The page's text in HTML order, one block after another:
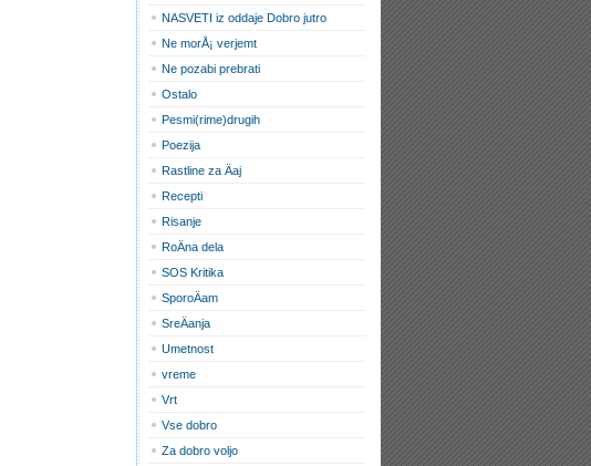
NASVETI iz oddaje Dobro jutro
Ne morÅ¡ verjemt
Ne pozabi prebrati
Ostalo
Pesmi(rime)drugih
Poezija
Rastline za Äaj
Recepti
Risanje
RoÄna dela
SOS Kritika
SporoÄam
SreÄanja
Umetnost
vreme
Vrt
Vse dobro
Za dobro voljo